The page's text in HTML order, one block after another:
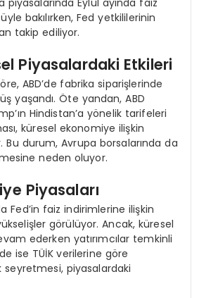
bakılırken, Fed yetkililerinin
takip ediliyor.
Piyasalardaki Etkileri
ABD’de fabrika siparişlerinde
yaşandı. Öte yandan, ABD
Hindistan’a yönelik tarifeleri
küresel ekonomiye ilişkin
Bu durum, Avrupa borsalarında da
neden oluyor.
Piyasaları
Fed’in faiz indirimlerine ilişkin
görülüyor. Ancak, küresel
ederken yatırımcılar temkinli
ise TÜİK verilerine göre
piyasalardaki